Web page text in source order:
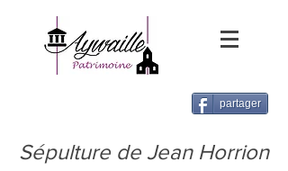
partager
Sépulture de Jean Horrion